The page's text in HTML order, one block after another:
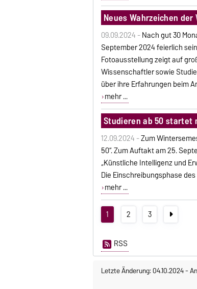
Neues Wahrzeichen
09.09.2024 -Nach gut 30
September 2024 feierlich
Fotoausstellung zeigt auf
Wissenschaftler sowie
über ihre Erfahrungen beim
mehr ...
Studieren ab 50 startet
12.09.2024 -Zum
50“. Zum Auftakt am 25.
„Künstliche Intelligenz und
Die Einschreibungsphase
mehr ...
1 2 3
RSS
Letzte Änderung: 04.10.2024-